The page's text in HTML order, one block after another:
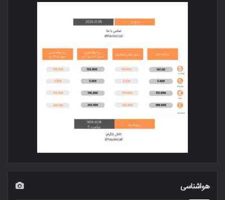
هواشناسی